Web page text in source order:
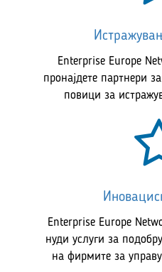
Enterprise Europe
пронајдете партнери
повици за
Enterprise Europe
нуди услуги за
на фирмите за